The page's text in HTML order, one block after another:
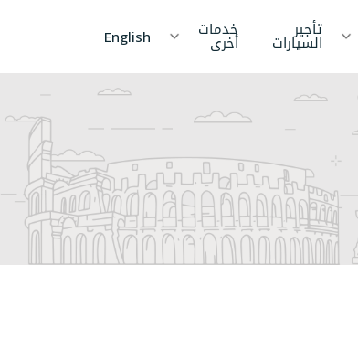
كمبوديا
قيرغيزستان
اليابان
جزر
المالديف
الإمارات
العربية
المتحدة
تأجير
السيارات
خدمات
أخرى English